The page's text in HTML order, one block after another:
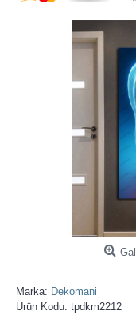
Marka: Dekomani
Ürün Kodu: tpdkm2212